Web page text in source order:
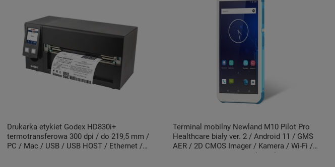
Drukarka etykiet Godex HD830i+
termotransferowa 300 dpi / do 219,5 mm /
PC / Mac / USB / USB HOST / Ethernet /
Terminal mobilny Newland M10 Pilot Pro
Healthcare biały ver. 2 / Android 11 / GMS
AER / 2D CMOS Imager / Kamera / Wi-Fi /
4G / GPS / NFC / 5.7" / akumulator